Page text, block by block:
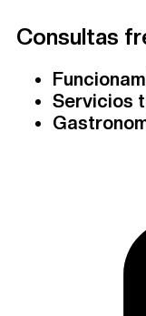
Consultas
Servicios